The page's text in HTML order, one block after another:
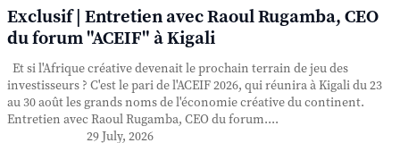
Exclusif | Entretien avec Raoul Rugamba, CEO
du forum "ACEIF" à Kigali
Et si l'Afrique créative devenait le prochain terrain de jeu des
investisseurs ? C'est le pari de l'ACEIF 2026, qui réunira à Kigali du 23
au 30 août les grands noms de l'économie créative du continent.
Entretien avec Raoul Rugamba, CEO du forum....
29 July, 2026